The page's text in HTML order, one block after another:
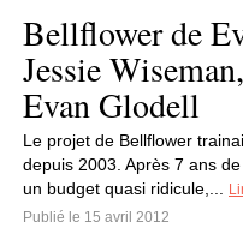
Bellflower de
Jessie
Evan Glodell
Le projet de Bellflower
depuis 2003. Après 7 ans
un budget quasi ridicule,...
Publié le 15 avril 2012